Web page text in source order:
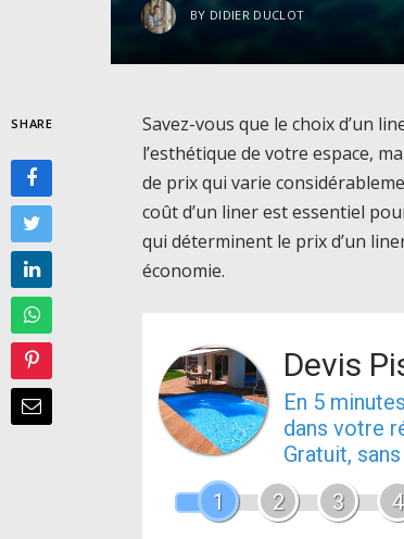
BY DIDIER DUCLOT
SHARE
Savez-vous que le choix d’un
l’esthétique de votre espace,
de prix qui varie
coût d’un liner est essentiel
qui déterminent le prix d’un
économie.
Devis
En 5
dans votre
Gratuit,
1
2 3 4